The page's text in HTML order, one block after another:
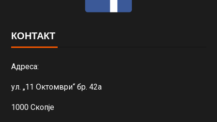
КОНТАКТ
Адреса:
ул. „11 Октомври“ бр. 42а
1000 Скопје